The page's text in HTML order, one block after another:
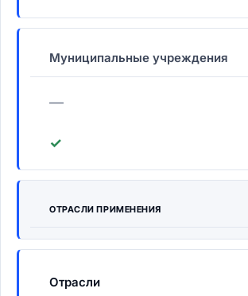
Муниципальные учреждения
—
✓
ОТРАСЛИ ПРИМЕНЕНИЯ
Отрасли